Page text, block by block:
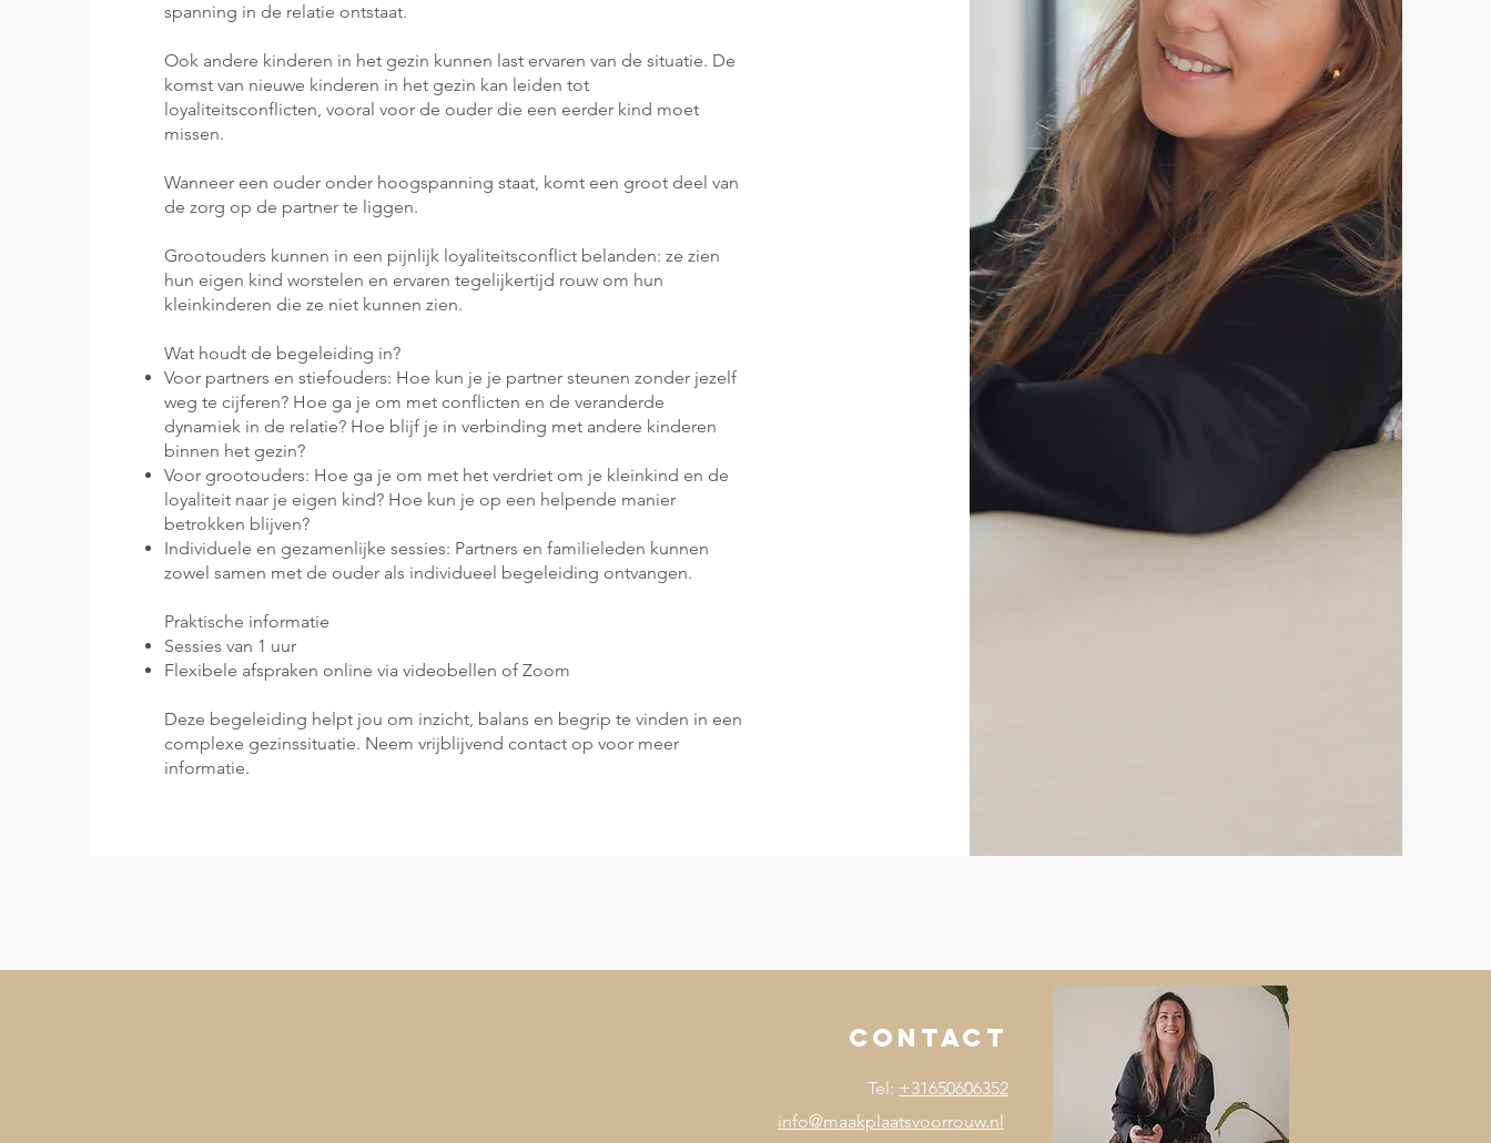
spanning in de relatie ontstaat.
Ook andere kinderen in het gezin kunnen last ervaren van de situatie. De
komst van nieuwe kinderen in het gezin kan leiden tot
loyaliteitsconflicten, vooral voor de ouder die een eerder kind moet
missen.
Wanneer een ouder onder hoogspanning staat, komt een groot deel van
de zorg op de partner te liggen.
Grootouders kunnen in een pijnlijk loyaliteitsconflict belanden: ze zien
hun eigen kind worstelen en ervaren tegelijkertijd rouw om hun
kleinkinderen die ze niet kunnen zien.
Wat houdt de begeleiding in?
Voor partners en stiefouders: Hoe kun je je partner steunen zonder jezelf
weg te cijferen? Hoe ga je om met conflicten en de veranderde
dynamiek in de relatie? Hoe blijf je in verbinding met andere kinderen
binnen het gezin?
Voor grootouders: Hoe ga je om met het verdriet om je kleinkind en de
loyaliteit naar je eigen kind? Hoe kun je op een helpende manier
betrokken blijven?
Individuele en gezamenlijke sessies: Partners en familieleden kunnen
zowel samen met de ouder als individueel begeleiding ontvangen.
Praktische informatie
Sessies van 1 uur
Flexibele afspraken online via videobellen of Zoom
Deze begeleiding helpt jou om inzicht, balans en begrip te vinden in een
complexe gezinssituatie. Neem vrijblijvend contact op voor meer
informatie.
contact
Tel: +31650606352
info@maakplaatsvoorrouw.nl